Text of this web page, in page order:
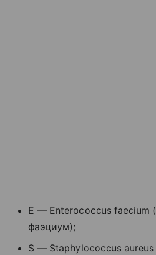
E — Enterococcus faecium (
фаэциум);
S — Staphylococcus aureus